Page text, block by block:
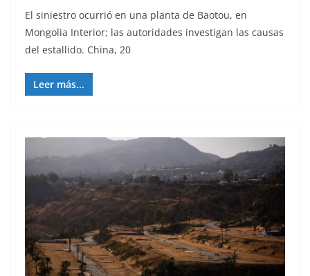
El siniestro ocurrió en una planta de Baotou, en
Mongolia Interior; las autoridades investigan las causas
del estallido. China, 20
Leer más...